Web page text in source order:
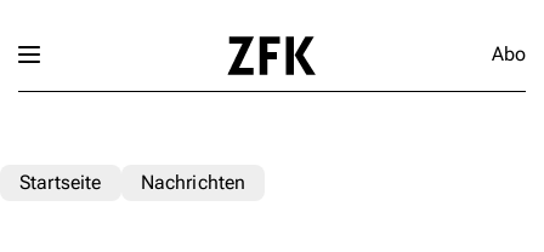
Abo
Startseite Nachrichten